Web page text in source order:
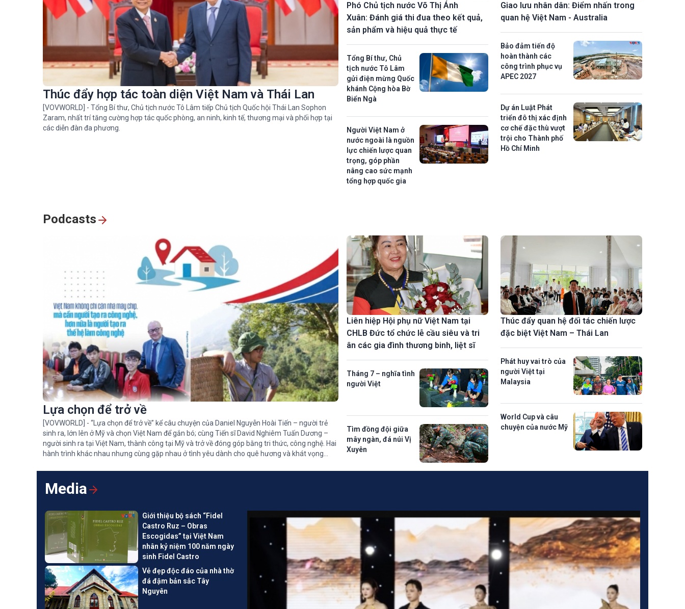
Thúc đẩy hợp tác toàn diện Việt Nam và Thái Lan
[VOVWORLD] - Tổng Bí thư, Chủ tịch nước Tô Lâm tiếp Chủ tịch Quốc hội Thái Lan Sophon
Zaram, nhất trí tăng cường hợp tác quốc phòng, an ninh, kinh tế, thương mại và phối hợp tại
các diễn đàn đa phương.
Phó Chủ tịch nước Võ Thị Ánh
Xuân: Đánh giá thi đua theo kết quả,
sản phẩm và hiệu quả thực tế
Tổng Bí thư, Chủ
tịch nước Tô Lâm
gửi điện mừng Quốc
khánh Cộng hòa Bờ
Biển Ngà
Người Việt Nam ở
nước ngoài là nguồn
lực chiến lược quan
trọng, góp phần
nâng cao sức mạnh
tổng hợp quốc gia
Giao lưu nhân dân: Điểm nhấn trong
quan hệ Việt Nam - Australia
Bảo đảm tiến độ
hoàn thành các
công trình phục vụ
APEC 2027
Dự án Luật Phát
triển đô thị xác định
cơ chế đặc thù vượt
trội cho Thành phố
Hồ Chí Minh
Podcasts
Lựa chọn để trở về
[VOVWORLD] - “Lựa chọn để trở về” kể câu chuyện của Daniel Nguyễn Hoài Tiến – người trẻ
sinh ra, lớn lên ở Mỹ và chọn Việt Nam để gắn bó; cùng Tiến sĩ David Nghiêm Tuấn Dương –
người sinh ra tại Việt Nam, thành công tại Mỹ và trở về đóng góp bằng tri thức, công nghệ. Hai
hành trình khác nhau nhưng cùng gặp nhau ở tình yêu dành cho quê hương và khát vọng
Liên hiệp Hội phụ nữ Việt Nam tại
CHLB Đức tổ chức lễ cầu siêu và tri
ân các gia đình thương binh, liệt sĩ
Tháng 7 – nghĩa tình
người Việt
Tìm đồng đội giữa
mây ngàn, đá núi Vị
Xuyên
Thúc đẩy quan hệ đối tác chiến lược
đặc biệt Việt Nam – Thái Lan
Phát huy vai trò của
người Việt tại
Malaysia
World Cup và câu
chuyện của nước Mỹ
Media
Giới thiệu bộ sách “Fidel
Castro Ruz – Obras
Escogidas” tại Việt Nam
nhân kỷ niệm 100 năm ngày
sinh Fidel Castro
Vẻ đẹp độc đáo của nhà thờ
đá đậm bản sắc Tây
Nguyên